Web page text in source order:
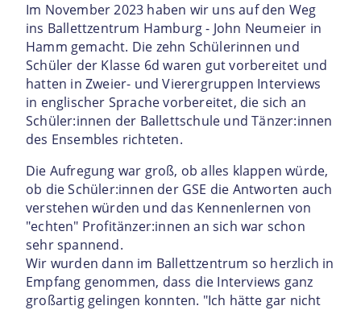
Im November 2023 haben wir uns auf den Weg
ins Ballettzentrum Hamburg - John Neumeier in
Hamm gemacht. Die zehn Schülerinnen und
Schüler der Klasse 6d waren gut vorbereitet und
hatten in Zweier- und Vierergruppen Interviews
in englischer Sprache vorbereitet, die sich an
Schüler:innen der Ballettschule und Tänzer:innen
des Ensembles richteten.
Die Aufregung war groß, ob alles klappen würde,
ob die Schüler:innen der GSE die Antworten auch
verstehen würden und das Kennenlernen von
"echten" Profitänzer:innen an sich war schon
sehr spannend.
Wir wurden dann im Ballettzentrum so herzlich in
Empfang genommen, dass die Interviews ganz
großartig gelingen konnten. "Ich hätte gar nicht